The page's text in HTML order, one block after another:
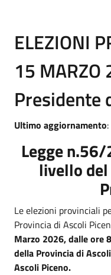
ELEZIONI
15
Presidente
Ultimo aggiornamento
Legge
livello
Le elezioni provinciali
Provincia di Ascoli
Marzo 2026, dalle ore
della Provincia di
Ascoli Piceno.